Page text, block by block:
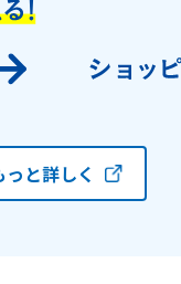
と詳しく